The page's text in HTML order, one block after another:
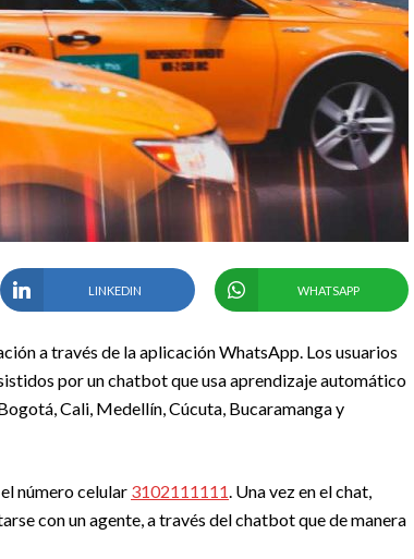
LINKEDIN WHATSAPP
a través de la aplicación WhatsApp. Los usuarios
por un chatbot que usa aprendizaje automático
Cali, Medellín, Cúcuta, Bucaramanga y
número celular 3102111111. Una vez en el chat,
con un agente, a través del chatbot que de manera